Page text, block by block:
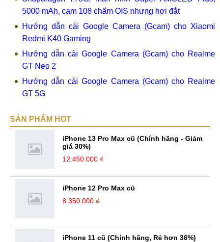
5000 mAh, cam 108 chấm OIS nhưng hơi đắt
Hướng dẫn cài Google Camera (Gcam) cho Xiaomi
Redmi K40 Gaming
Hướng dẫn cài Google Camera (Gcam) cho Realme
GT Neo 2
Hướng dẫn cài Google Camera (Gcam) cho Realme
GT 5G
SẢN PHẨM HOT
iPhone 13 Pro Max cũ (Chính hãng - Giảm
giá 30%)
12.450.000 ₫
iPhone 12 Pro Max cũ
8.350.000 ₫
iPhone 11 cũ (Chính hãng, Rẻ hơn 36%)